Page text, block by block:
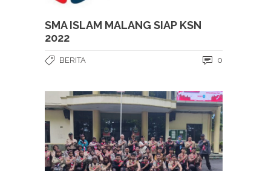
SMA ISLAM MALANG SIAP KSN
2022
BERITA 0